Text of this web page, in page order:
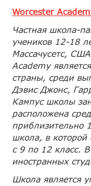
Worcester
Частная школа-
учеников 12-18
Массачусетс,
Academy
страны, среди
Дэвис Джонс,
Кампус школы
расположена
приблизительно
школа, в которой
с 9 по 12 класс.
иностранных
Школа является